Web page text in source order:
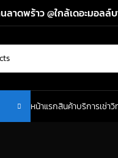
าดพร้าว @ใกล้เดอะมอลล์
หน้าแรกสินค้าบริการเช่า